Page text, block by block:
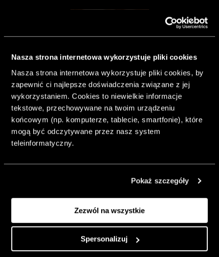
Nasza strona internetowa wykorzystuje pliki cookies
Nasza strona internetowa wykorzystuje pliki cookies, by
zapewnić ci najlepsze doświadczenia związane z jej
wykorzystaniem. Cookies to niewielkie informacje
tekstowe, przechowywane na twoim urządzeniu
końcowym (np. komputerze, tablecie, smartfonie), które
mogą być odczytywane przez nasz system
teleinformatyczny.
Pokaż szczegóły
Zezwól na wszystkie
Spersonalizuj
& Living 40.
„Dom bardziej
Twój. Odważ się
urządzić go
rzemiosło jako
punkt wyjścia
do wnętrz
pełnych
charakteru”.